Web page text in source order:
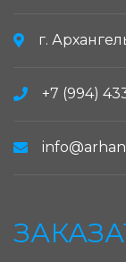
г.
+7 (994)